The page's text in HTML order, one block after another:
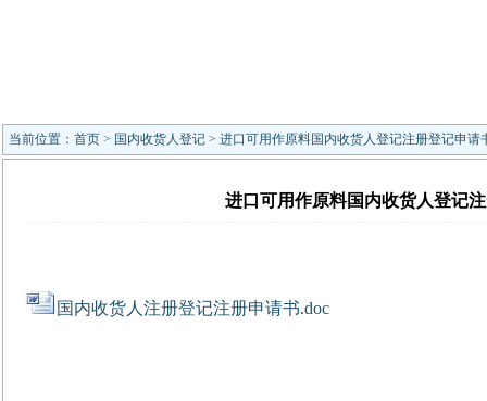
当前位置： 首页 > 国内收货人登记 > 进口可用作原料国内收货人登记注册登记申请
进口可用作原料国内收货人登记
国内收货人注册登记注册申请书.doc